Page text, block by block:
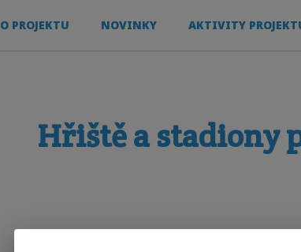
O PROJEKTU NOVINKY AKTIVITY
Hřiště a stadiony